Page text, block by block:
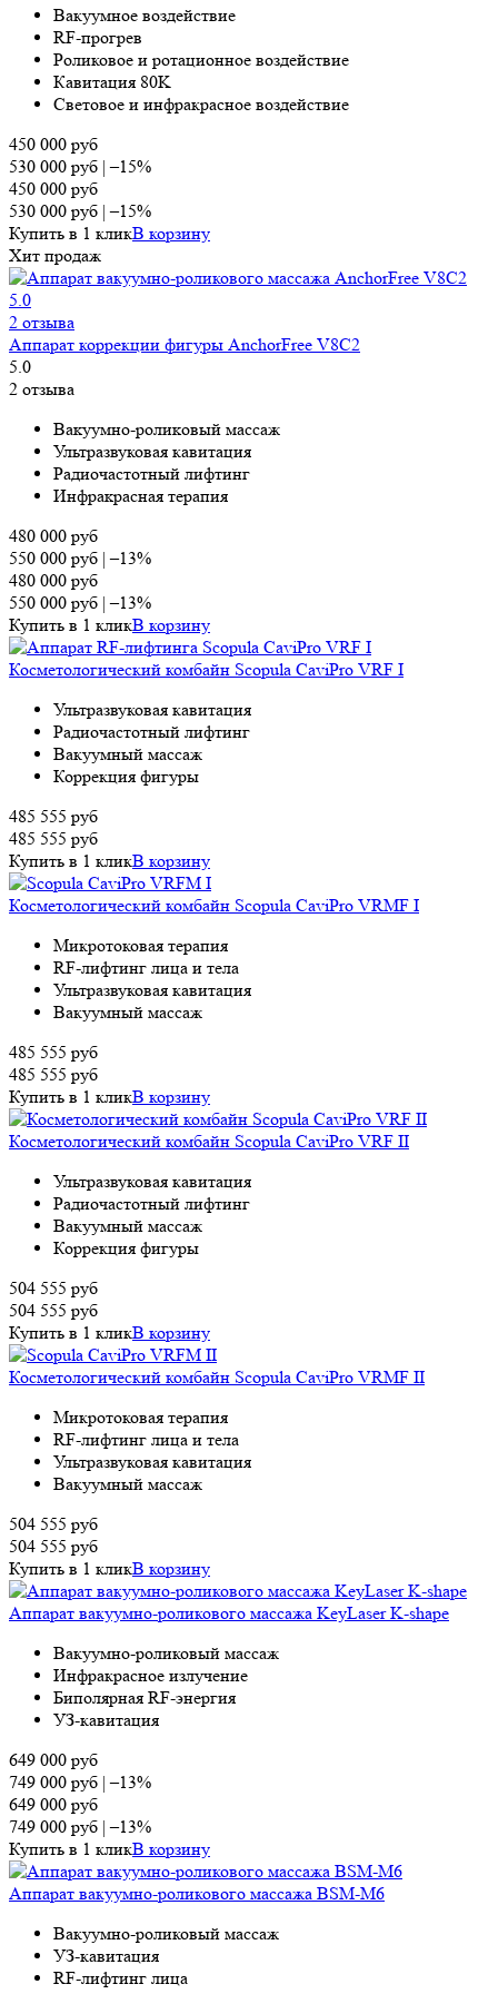
Вакуумное воздействие
RF-прогрев
Роликовое и ротационное воздействие
Кавитация 80K
Световое и инфракрасное воздействие
450 000 руб
530 000 руб |–15%
450 000 руб
530 000 руб |–15%
Купить в 1 кликВ корзину
Хит продаж
5.0
2 отзыва
Аппарат коррекции фигуры AnchorFree V8C2
5.0
2 отзыва
Вa­ĸy­yм­нo-po­лиĸo­вый мac­ca­ж
Ультразвуковая кавитация
Радиочастотный лифтинг
Ин­фpaĸ­pacная терапия
480 000 руб
550 000 руб |–13%
480 000 руб
550 000 руб |–13%
Купить в 1 кликВ корзину
Косметологический комбайн Scopula CaviPro VRF I
Ультразвуковая кавитация
Радиочастотный лифтинг
Вакуумный массаж
Коррекция фигуры
485 555 руб
485 555 руб
Купить в 1 кликВ корзину
Косметологический комбайн Scopula CaviPro VRMF I
Микротоковая терапия
RF-лифтинг лица и тела
Ультразвуковая кавитация
Вакуумный массаж
485 555 руб
485 555 руб
Купить в 1 кликВ корзину
Косметологический комбайн Scopula CaviPro VRF II
Ультразвуковая кавитация
Радиочастотный лифтинг
Вакуумный массаж
Коррекция фигуры
504 555 руб
504 555 руб
Купить в 1 кликВ корзину
Косметологический комбайн Scopula CaviPro VRMF II
Микротоковая терапия
RF-лифтинг лица и тела
Ультразвуковая кавитация
Вакуумный массаж
504 555 руб
504 555 руб
Купить в 1 кликВ корзину
Аппарат вакуумно-роликового массажа KeyLaser K-shape
Вакуумно-роликовый массаж
Инфракрасное излучение
Биполярная RF-энергия
УЗ-кавитация
649 000 руб
749 000 руб |–13%
649 000 руб
749 000 руб |–13%
Купить в 1 кликВ корзину
Аппарат вакуумно-роликового массажа BSM-M6
Вакуумно-роликовый массаж
УЗ-кавитация
RF-лифтинг лица